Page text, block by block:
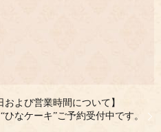
および営業時間について】
ひなケーキ”ご予約受付中です。